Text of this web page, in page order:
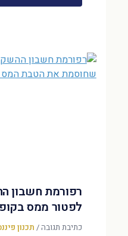
רפורמת חשבון
לפטור ממס
כתיבת תגובה/תכנון